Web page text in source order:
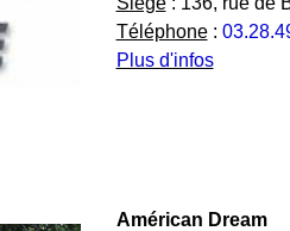
Téléphone:
Plus d'infos
Américan Dream